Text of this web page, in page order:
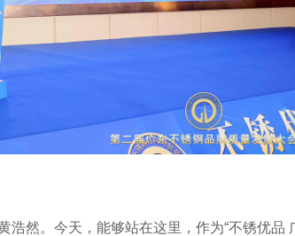
浩然。今天，能够站在这里，作为“不锈优品